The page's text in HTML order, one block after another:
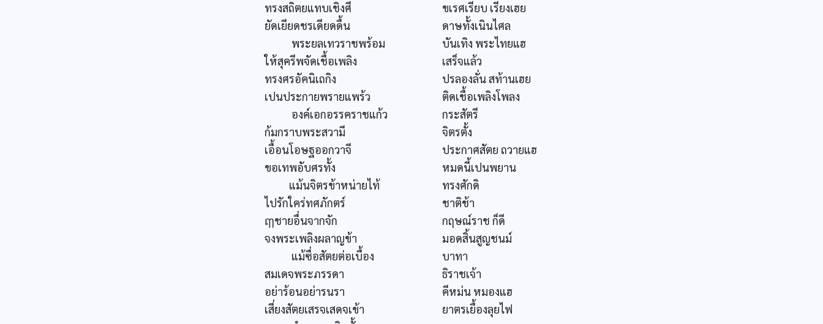
ทรงสถิตยแทบเชิงศี
ขเรศเรียบ เรียงเฮย
ยัดเยียดชรเดียดดื้น
ดาษทั้งเนินไศล
พระยลเทวราชพร้อม
บันเทิง พระไทยแฮ
ให้สุครีพจัดเชื้อเพลิง
เสร็จแล้ว
ทรงศรอัคนิเถกิง
ปรลองลั่น สท้านเฮย
เปนประกายพรายแพร้ว
ติดเชื้อเพลิงโพลง
องค์เอกอรรคราชแก้ว
กระสัตรี
ก้มกราบพระสวามี
จิตรตั้ง
เอื้อนโอษฐออกวาจี
ประกาศสัตย ถวายแฮ
ขอเทพอับศรทั้ง
หมดนี้เปนพยาน
แม้นจิตรข้าหน่ายไท้
ทรงศักดิ
ไปรักใคร่ทศภักตร์
ชาติช้า
ฤๅชายอื่นจากจัก
กฤษณ์ราช ก็ดี
จงพระเพลิงผลาญข้า
มอดสิ้นสูญชนม์
แม้ซื่อสัตยต่อเบื้อง
บาทา
สมเดจพระภรรดา
ธิราชเจ้า
อย่าร้อนอย่ารนรา
คีหม่น หมองแฮ
เสี่ยงสัตยเสรจเสดจเข้า
ยาตรเยื้องลุยไฟ